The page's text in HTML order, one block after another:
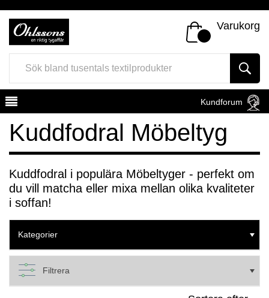
Varukorg
Kundforum
Register Sign In
Kuddfodral Möbeltyg
Kuddfodral i populära Möbeltyger - perfekt om
du vill matcha eller mixa mellan olika kvaliteter
i soffan!
Kategorier
Filtrera